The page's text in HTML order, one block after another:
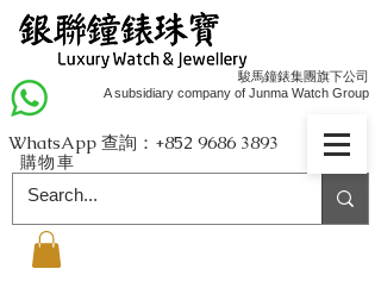
駿馬鐘錶集團旗下公司
A subsidiary company of Junma Watch Group
購物車
WhatsApp 查詢：+852 9686 3893